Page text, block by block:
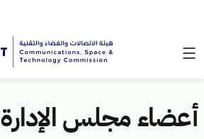
أعضاء مجلس الإدارة